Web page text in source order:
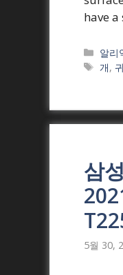
have
알리
Tags
개,
삼
5월 30,